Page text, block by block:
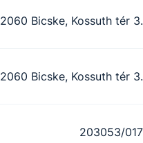
2060 Bicske, Kossuth tér 3.
2060 Bicske, Kossuth tér 3.
203053/017